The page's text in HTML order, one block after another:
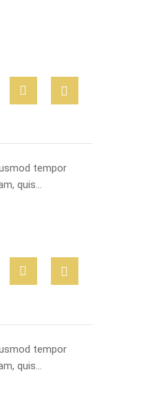
tempor
quis…
tempor
quis…